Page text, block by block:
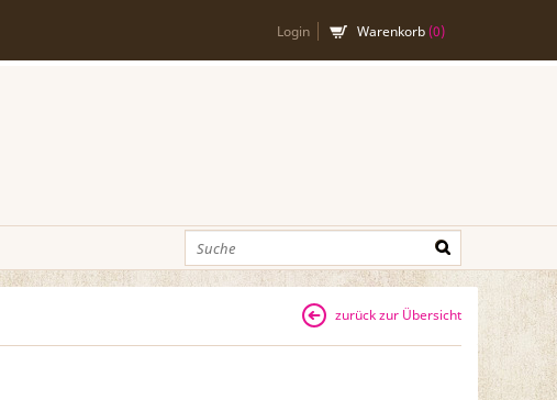
Login Warenkorb(0)
zurück zur Übersicht